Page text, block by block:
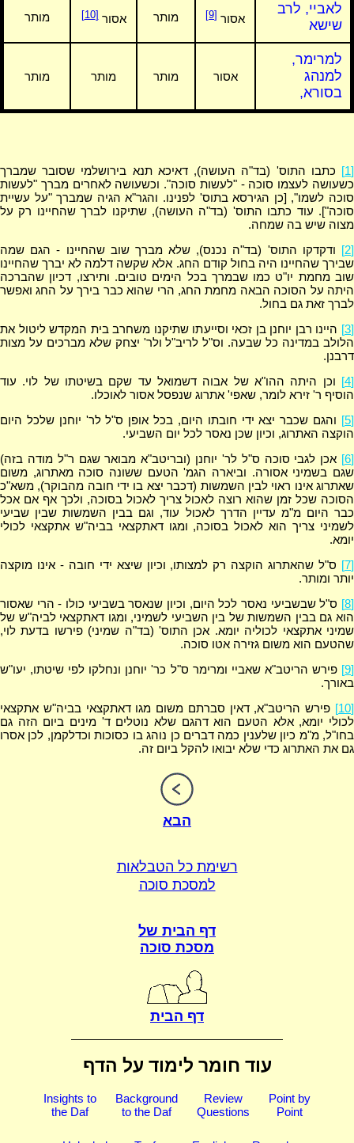
לאביי, לרב
שישא
אסור [9] מותר אסור[10] מותר
למרימר,
למנהג
בסורא,
אסור מותר מותר מותר
[1]
כתבו התוס' (בד"ה העושה), דאיכא תנא בירושלמי שסובר שמברך
כשעושה לעצמו סוכה - "לעשות סוכה". וכשעושה לאחרים מברך "לעשות
סוכה לשמו", [כן הגירסא בתוס' לפנינו. והגר"א הגיה שמברך "על עשיית
סוכה"]. עוד כתבו התוס' (בד"ה העושה), שתיקנו לברך שהחיינו רק על
מצוה שיש בה שמחה.
[2]
ודקדקו התוס' (בד"ה נכנס), שלא מברך שוב שהחיינו - הגם שמה
שבירך שהחיינו היה בחול קודם החג. אלא שקשה דלמה לא יברך שהחיינו
שוב מחמת יו"ט כמו שבמרך בכל הימים טובים. ותירצו, דכיון שהברכה
היתה על הסוכה הבאה מחמת החג, הרי שהוא כבר בירך על החג ואפשר
לברך זאת גם בחול.
[3]
היינו רבן יוחנן בן זכאי וסייעתו שתיקנו משחרב בית המקדש ליטול את
הלולב במדינה כל שבעה. וס"ל לריב"ל ולר' יצחק שלא מברכים על מצות
דרבנן.
[4]
וכן היתה ההו"א של אבוה דשמואל עד שקם בשיטתו של לוי. עוד
הוסיף ר' זירא לומר, שאפי' אתרוג שנפסל אסור לאוכלו.
[5]
והגם שכבר יצא ידי חובתו היום, בכל אופן ס"ל לר' יוחנן שלכל היום
הוקצה האתרוג, וכיון שכן נאסר לכל יום השביעי.
[6]
אכן לגבי סוכה ס"ל לר' יוחנן (ובריטב"א מבואר שגם ר"ל מודה בזה)
שגם בשמיני אסורה. וביארה הגמ' הטעם ששונה סוכה מאתרוג, משום
שאתרוג אינו ראוי לבין השמשות (דכבר יצא בו ידי חובה מהבוקר), משא"כ
הסוכה שכל זמן שהוא רוצה לאכול צריך לאכול בסוכה, ולכך אף אם אכל
כבר היום מ"מ עדיין הדרך לאכול עוד, וגם בבין השמשות שבין שביעי
לשמיני צריך הוא לאכול בסוכה, ומגו דאתקצאי בביה"ש אתקצאי לכולי
יומא.
[7]
ס"ל שהאתרוג הוקצה רק למצותו, וכיון שיצא ידי חובה - אינו מוקצה
יותר ומותר.
[8]
ס"ל שבשביעי נאסר לכל היום, וכיון שנאסר בשביעי כולו - הרי שאסור
הוא גם בבין השמשות של בין השביעי לשמיני, ומגו דאתקצאי לביה"ש של
שמיני אתקצאי לכוליה יומא. אכן התוס' (בד"ה שמיני) פירשו בדעת לוי,
שהטעם הוא משום גזירה אטו סוכה.
[9]
פירש הריטב"א שאביי ומרימר ס"ל כר' יוחנן ונחלקו לפי שיטתו, יעו"ש
באורך.
[10]
פירש הריטב"א, דאין סברתם משום מגו דאתקצאי בביה"ש אתקצאי
לכולי יומא, אלא הטעם הוא דהגם שלא נוטלים ד' מינים ביום הזה גם
בחו"ל, מ"מ כיון שלענין כמה דברים כן נוהג בו כסוכות וכדלקמן, לכן אסרו
גם את האתרוג כדי שלא יבואו להקל ביום זה.
הבא
רשימת כל הטבלאות
למסכת סוכה
דף הבית של
מסכת סוכה
דף הבית
עוד חומר לימוד על הדף
Insights to
the Daf
Background
to the Daf
Review
Questions
Point by
Point